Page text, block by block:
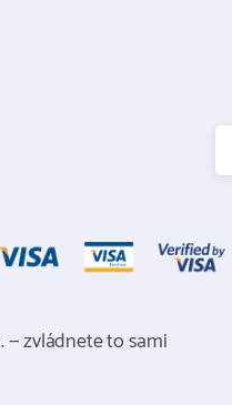
— zvládnete to sami